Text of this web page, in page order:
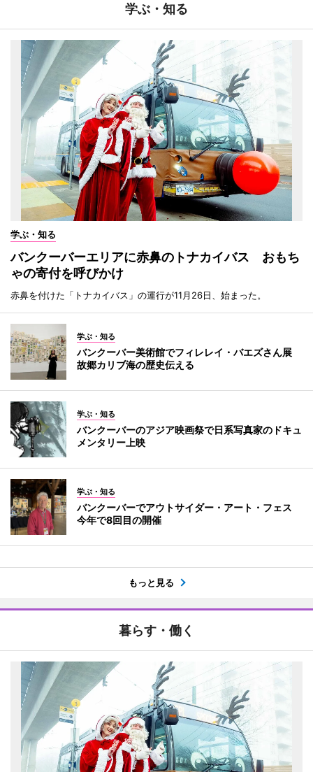
学ぶ・知る
学ぶ・知る
バンクーバーエリアに赤鼻のトナカイバス おもち
ゃの寄付を呼びかけ
赤鼻を付けた「トナカイバス」の運行が11月26日、始まった。
学ぶ・知る
バンクーバー美術館でフィレレイ・バエズさん展
故郷カリブ海の歴史伝える
学ぶ・知る
バンクーバーのアジア映画祭で日系写真家のドキュ
メンタリー上映
学ぶ・知る
バンクーバーでアウトサイダー・アート・フェス
今年で8回目の開催
もっと見る
暮らす・働く